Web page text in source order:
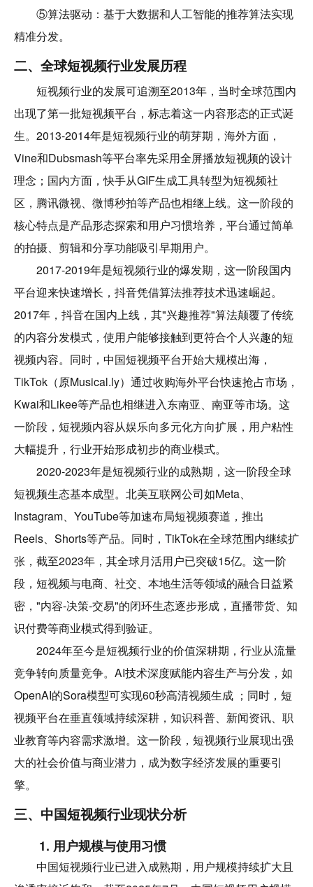
⑤算法驱动：基于大数据和人工智能的推荐算法实现
精准分发。
二、全球短视频行业发展历程
短视频行业的发展可追溯至2013年，当时全球范围内
出现了第一批短视频平台，标志着这一内容形态的正式诞
生。2013-2014年是短视频行业的萌芽期，海外方面，
Vine和Dubsmash等平台率先采用全屏播放短视频的设计
理念；国内方面，快手从GIF生成工具转型为短视频社
区，腾讯微视、微博秒拍等产品也相继上线。这一阶段的
核心特点是产品形态探索和用户习惯培养，平台通过简单
的拍摄、剪辑和分享功能吸引早期用户。
2017-2019年是短视频行业的爆发期，这一阶段国内
平台迎来快速增长，抖音凭借算法推荐技术迅速崛起。
2017年，抖音在国内上线，其"兴趣推荐"算法颠覆了传统
的内容分发模式，使用户能够接触到更符合个人兴趣的短
视频内容。同时，中国短视频平台开始大规模出海，
TikTok（原Musical.ly）通过收购海外平台快速抢占市场，
Kwai和Likee等产品也相继进入东南亚、南亚等市场。这
一阶段，短视频内容从娱乐向多元化方向扩展，用户粘性
大幅提升，行业开始形成初步的商业模式。
2020-2023年是短视频行业的成熟期，这一阶段全球
短视频生态基本成型。北美互联网公司如Meta、
Instagram、YouTube等加速布局短视频赛道，推出
Reels、Shorts等产品。同时，TikTok在全球范围内继续扩
张，截至2023年，其全球月活用户已突破15亿。这一阶
段，短视频与电商、社交、本地生活等领域的融合日益紧
密，"内容-决策-交易"的闭环生态逐步形成，直播带货、知
识付费等商业模式得到验证。
2024年至今是短视频行业的价值深耕期，行业从流量
竞争转向质量竞争。AI技术深度赋能内容生产与分发，如
OpenAI的Sora模型可实现60秒高清视频生成 ；同时，短
视频平台在垂直领域持续深耕，知识科普、新闻资讯、职
业教育等内容需求激增。这一阶段，短视频行业展现出强
大的社会价值与商业潜力，成为数字经济发展的重要引
擎。
三、中国短视频行业现状分析
1. 用户规模与使用习惯
中国短视频行业已进入成熟期，用户规模持续扩大且